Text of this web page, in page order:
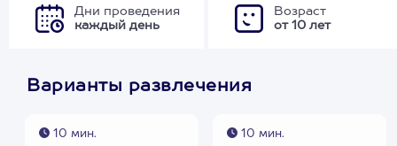
Дни проведения
каждый день
Возраст
от 10 лет
Варианты развлечения
10 мин.
10 мин.